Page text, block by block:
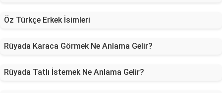
Öz Türkçe Erkek İsimleri
Rüyada Karaca Görmek Ne Anlama Gelir?
Rüyada Tatlı İstemek Ne Anlama Gelir?